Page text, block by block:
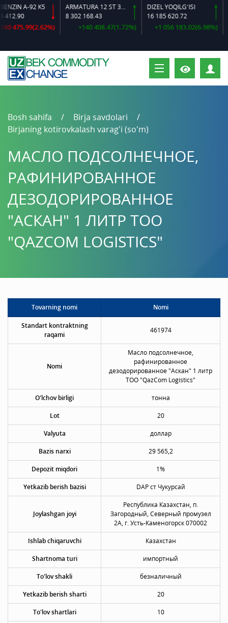
A-92 K5
475.99(2.62%)
ARMATURA 12 ST 35 GS O‘LCHAMLI
8 302 168.43
+140 408.47(1.72%)
DIZEL YOQILG‘ISI
16 185 620.72
+1 056 183.02(6.98%)
Bosh sahifa
Birja savdolari
Birjaning kotirovkalash varag'i (so'm)
МАСЛО ПОДСОЛНЕЧНОЕ,
РАФИНИРОВАННОЕ
ДЕЗОДОРИРОВАННОЕ
"АСКАН" 1 ЛИТР ТОО
"QAZCOM LOGISTICS"
Tovarning nomi Nomi
Standart kontraktning
raqami
461974
Nomi
Масло подсолнечное,
рафинированное
дезодорированное "Аскан" 1 литр
ТОО "QazCom Logistics"
O'lchov birligi тонна
Lot 20
Valyuta доллар
Bazis narxi 29 565,2
Depozit miqdori 1%
Yetkazib berish bazisi DAP ст Чукурсай
Joylashgan joyi
Республика Казахстан, п.
Загородный, Северный промузел
2А, г. Усть-Каменогорск 070002
Ishlab chiqaruvchi Казахстан
Shartnoma turi импортный
To'lov shakli безналичный
Yetkazib berish sharti 20
To'lov shartlari 10